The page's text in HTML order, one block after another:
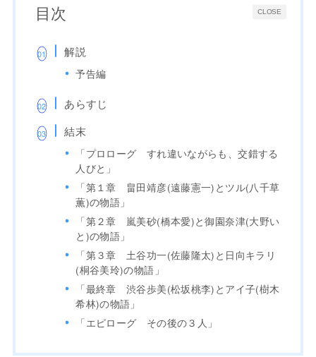
CLOSE
目次
解説
予告編
あらすじ
結末
「プロローグ すれ違いながらも、交錯する
人びと」
「第１章 畠田靖彦(遠藤憲一)とツル(八千草
薫)の物語」
「第２章 嵐美砂(橋本愛)と御園奈津(大野い
と)の物語」
「第３章 土谷功一(佐藤隆太)と日向キラリ
(桐谷美玲)の物語」
「最終章 渋谷歩美(松坂桃李)とアイ子(樹木
希林)の物語」
「エピローグ その後の３人」